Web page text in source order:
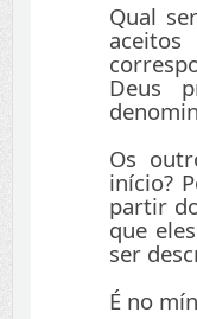
Qual
Deus
Os
início?
partir
que
ser
É no